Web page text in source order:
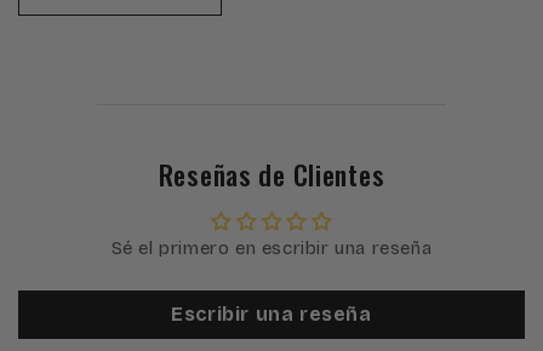
Reseñas de Clientes
Sé el primero en escribir una reseña
Escribir una reseña